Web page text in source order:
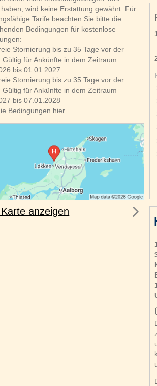
wird keine Erstattung gewährt. Für
Tarife beachten Sie bitte die
Bedingungen für kostenlose
Stornierung bis zu 35 Tage vor der
Gültig für Ankünfte in dem Zeitraum
bis 01.01.2027
Stornierung bis zu 35 Tage vor der
Gültig für Ankünfte in dem Zeitraum
bis 07.01.2028
Bedingungen hier
anzeigen